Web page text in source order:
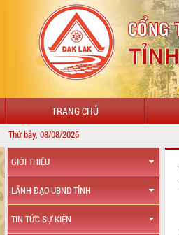
TRANG CHỦ
Thứ bảy, 08/08/2026
GIỚI THIỆU
LÃNH ĐẠO UBND TỈNH
TIN TỨC SỰ KIỆN